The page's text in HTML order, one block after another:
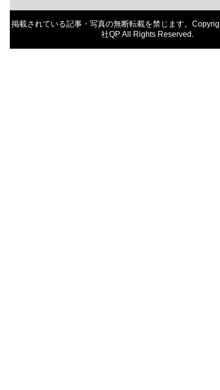
掲載されている記事・写真の無断転載を禁じます。
社QP All Rights Reserved.